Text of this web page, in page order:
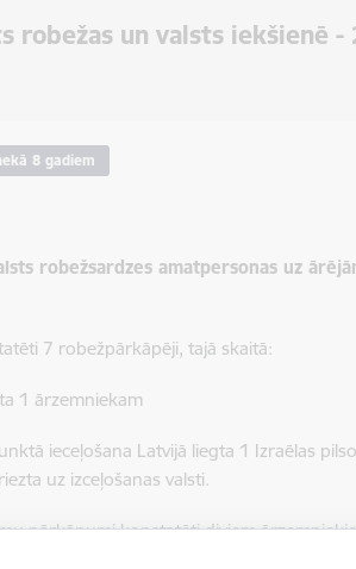
robežas un valsts iekšienē -
8 gadiem
robežsardzes amatpersonas uz
7 robežpārkāpēji, tajā skaitā:
1 ārzemniekam
ieceļošana Latvijā liegta 1 Izraēlas
uz izceļošanas valsti.
pārkāpumi konstatēti diviem